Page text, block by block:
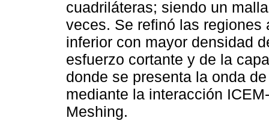
cuadriláteras; siendo un
veces. Se refinó las
inferior con mayor densidad
esfuerzo cortante y de la
donde se presenta la onda
mediante la interacción
Meshing.